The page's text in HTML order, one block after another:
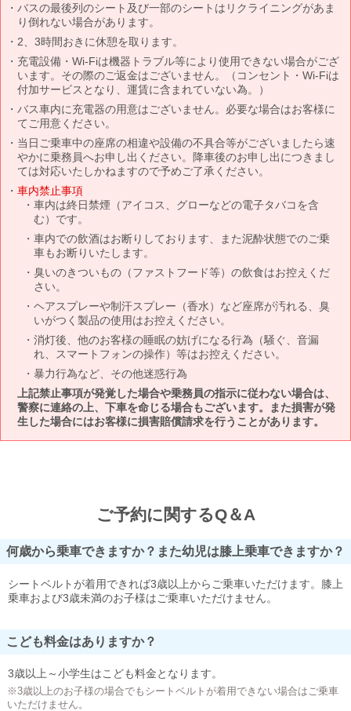
バスの最後列のシート及び一部のシートはリクライニングがあま
り倒れない場合があります。
2、3時間おきに休憩を取ります。
充電設備・Wi-Fiは機器トラブル等により使用できない場合がござ
います。その際のご返金はございません。（コンセント・Wi-Fiは
付加サービスとなり、運賃に含まれていない為。）
バス車内に充電器の用意はございません。必要な場合はお客様に
てご用意ください。
当日ご乗車中の座席の相違や設備の不具合等がございましたら速
やかに乗務員へお申し出ください。降車後のお申し出につきまし
ては対応いたしかねますので予めご了承ください。
車内禁止事項
車内は終日禁煙（アイコス、グローなどの電子タバコを含
む）です。
車内での飲酒はお断りしております、また泥酔状態でのご乗
車もお断りいたします。
臭いのきついもの（ファストフード等）の飲食はお控えくだ
さい。
ヘアスプレーや制汗スプレー（香水）など座席が汚れる、臭
いがつく製品の使用はお控えください。
消灯後、他のお客様の睡眠の妨げになる行為（騒ぐ、音漏
れ、スマートフォンの操作）等はお控えください。
暴力行為など、その他迷惑行為
上記禁止事項が発覚した場合や乗務員の指示に従わない場合は、
警察に連絡の上、下車を命じる場合もございます。また損害が発
生した場合にはお客様に損害賠償請求を行うことがあります。
ご予約に関するQ＆A
何歳から乗車できますか？また幼児は膝上乗車できますか？
シートベルトが着用できれば3歳以上からご乗車いただけます。膝上
乗車および3歳未満のお子様はご乗車いただけません。
こども料金はありますか？
3歳以上～小学生はこども料金となります。
※3歳以上のお子様の場合でもシートベルトが着用できない場合はご乗車
いただけません。